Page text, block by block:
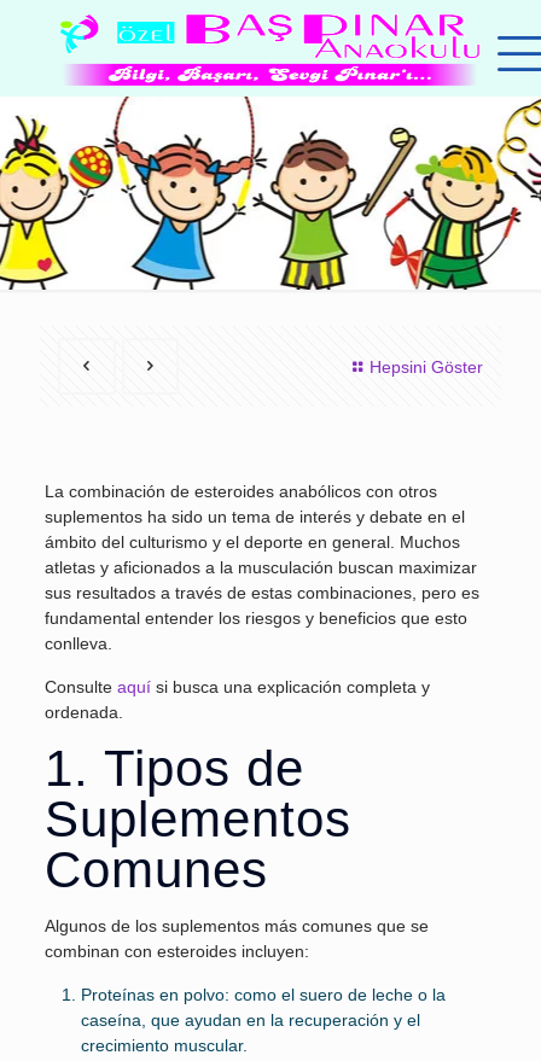
Hepsini Göster
La combinación de esteroides anabólicos con otros
suplementos ha sido un tema de interés y debate en el
ámbito del culturismo y el deporte en general. Muchos
atletas y aficionados a la musculación buscan maximizar
sus resultados a través de estas combinaciones, pero es
fundamental entender los riesgos y beneficios que esto
conlleva.
Consulte aquísi busca una explicación completa y
ordenada.
1. Tipos de
Suplementos
Comunes
Algunos de los suplementos más comunes que se
combinan con esteroides incluyen:
Proteínas en polvo: como el suero de leche o la
caseína, que ayudan en la recuperación y el
crecimiento muscular.